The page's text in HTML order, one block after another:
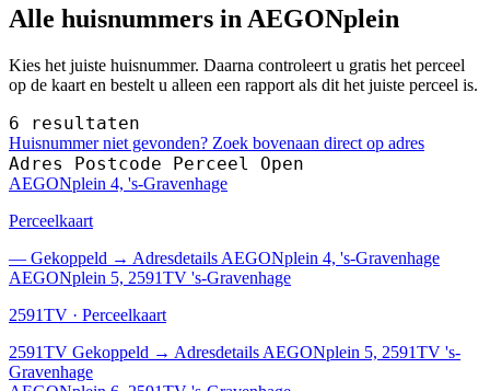
Alle huisnummers in AEGONplein
Kies het juiste huisnummer. Daarna controleert u gratis het perceel
op de kaart en bestelt u alleen een rapport als dit het juiste perceel is.
6 resultaten
Huisnummer niet gevonden? Zoek bovenaan direct op adres
Adres Postcode Perceel Open
AEGONplein 4, 's-Gravenhage
Perceelkaart
— Gekoppeld → Adresdetails AEGONplein 4, 's-Gravenhage
AEGONplein 5, 2591TV 's-Gravenhage
2591TV · Perceelkaart
2591TV Gekoppeld → Adresdetails AEGONplein 5, 2591TV 's-
Gravenhage